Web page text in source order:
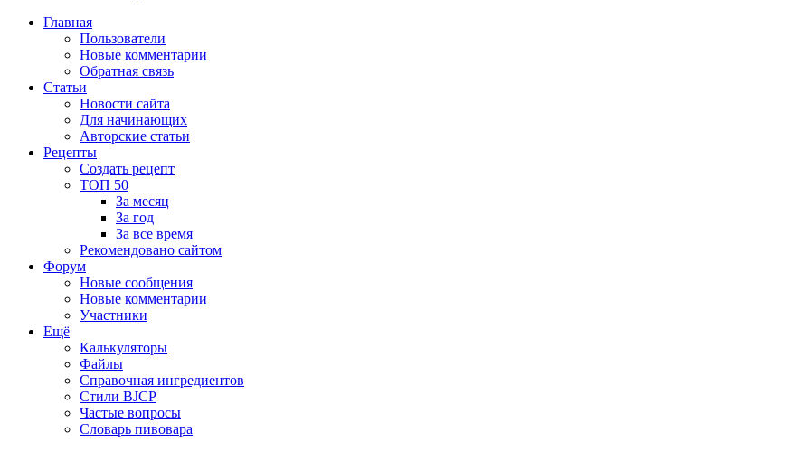
Главная
Пользователи
Новые комментарии
Обратная связь
Статьи
Новости сайта
Для начинающих
Авторские статьи
Рецепты
Создать рецепт
ТОП 50
За месяц
За год
За все время
Рекомендовано сайтом
Форум
Новые сообщения
Новые комментарии
Участники
Ещё
Калькуляторы
Файлы
Справочная ингредиентов
Стили BJCP
Частые вопросы
Словарь пивовара